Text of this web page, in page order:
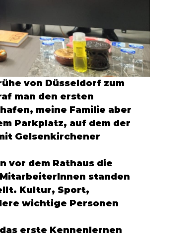
von Düsseldorf zum
man den ersten
meine Familie aber
Parkplatz, auf dem der
Gelsenkirchener
vor dem Rathaus die
standen
Kultur, Sport,
wichtige Personen
erste Kennenlernen